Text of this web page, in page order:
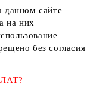
данном сайте
на них
без согласия